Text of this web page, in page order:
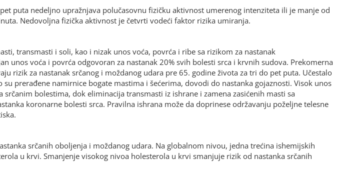
puta nedeljno upražnjava polučasovnu fizičku aktivnost umerenog intenziteta ili je manje od
Nedovoljna fizička aktivnost je četvrti vodeći faktor rizika umiranja.
transmasti i soli, kao i nizak unos voća, povrća i ribe sa rizikom za nastanak
unos voća i povrća odgovoran za nastanak 20% svih bolesti srca i krvnih sudova. Prekomerna
rizik za nastanak srčanog i moždanog udara pre 65. godine života za tri do pet puta. Učestalo
prerađene namirnice bogate mastima i šećerima, dovodi do nastanka gojaznosti. Visok unos
bolestima, dok eliminacija transmasti iz ishrane i zamena zasićenih masti sa
koronarne bolesti srca. Pravilna ishrana može da doprinese održavanju poželjne telesne
srčanih oboljenja i moždanog udara. Na globalnom nivou, jedna trećina ishemijskih
u krvi. Smanjenje visokog nivoa holesterola u krvi smanjuje rizik od nastanka srčanih